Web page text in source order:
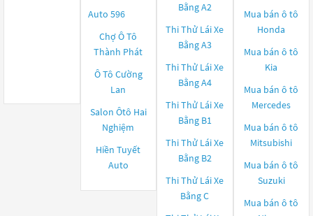
Auto 596
Chợ Ô Tô
Thành Phát
Ô Tô Cường
Lan
Salon Ôtô Hai
Nghiệm
Hiền Tuyết
Auto
Bằng A2
Thi Thử Lái Xe
Bằng A3
Thi Thử Lái Xe
Bằng A4
Thi Thử Lái Xe
Bằng B1
Thi Thử Lái Xe
Bằng B2
Thi Thử Lái Xe
Bằng C
Mua bán ô tô
Honda
Mua bán ô tô
Kia
Mua bán ô tô
Mercedes
Mua bán ô tô
Mitsubishi
Mua bán ô tô
Suzuki
Mua bán ô tô